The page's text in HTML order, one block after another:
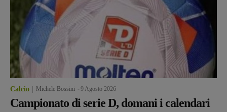
Calcio Michele Bossini 9 Agosto 2026
Campionato di serie D, domani i calendari